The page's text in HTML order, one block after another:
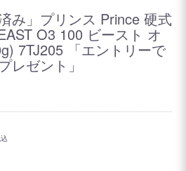
み」プリンス Prince 硬式
O3 100 ビースト オ
7TJ205 「エントリーで
レゼント」